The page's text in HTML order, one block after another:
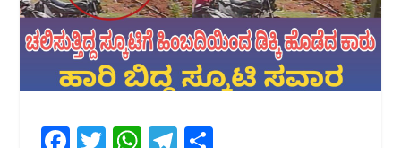
F T W T